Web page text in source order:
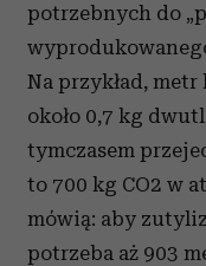
potrzebnych do
Na przykład,
około 0,7 kg
tymczasem
to 700 kg CO2 w
mówią: aby
potrzeba aż 903